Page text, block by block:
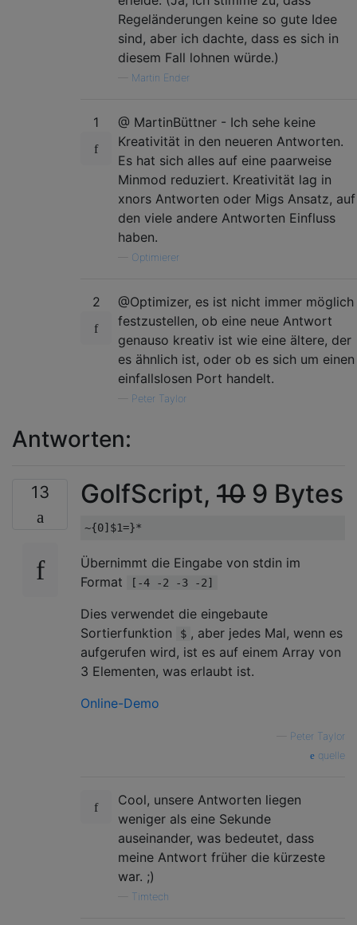
Regeländerungen keine so gute Idee
sind, aber ich dachte, dass es sich in
diesem Fall lohnen würde.)
Martin Ender
1
@ MartinBüttner - Ich sehe keine
Kreativität in den neueren Antworten.
Es hat sich alles auf eine paarweise
Minmod reduziert. Kreativität lag in
xnors Antworten oder Migs Ansatz, auf
den viele andere Antworten Einfluss
haben.
Optimierer
2
@Optimizer, es ist nicht immer möglich
festzustellen, ob eine neue Antwort
genauso kreativ ist wie eine ältere, der
es ähnlich ist, oder ob es sich um einen
einfallslosen Port handelt.
Peter Taylor
Antworten:
13 GolfScript, 10 9 Bytes
Übernimmt die Eingabe von stdin im
Format
[-4 -2 -3 -2]
Dies verwendet die eingebaute
Sortierfunktion
$ , aber jedes Mal, wenn es
aufgerufen wird, ist es auf einem Array von
3 Elementen, was erlaubt ist.
Online-Demo
Peter Taylor
quelle
Cool, unsere Antworten liegen
weniger als eine Sekunde
auseinander, was bedeutet, dass
meine Antwort früher die kürzeste
war. ;)
Timtech